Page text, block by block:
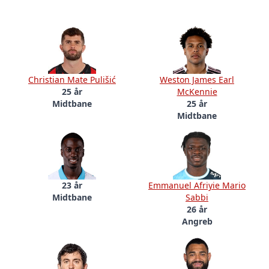
Christian Mate Pulišić
25 år
Midtbane
Weston James Earl
McKennie
25 år
Midtbane
23 år
Midtbane
Emmanuel Afriyie Mario
Sabbi
26 år
Angreb